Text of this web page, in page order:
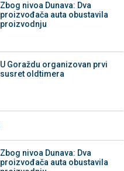
Zbog nivoa Dunava: Dva
proizvođača auta obustavila
proizvodnju
U Goraždu organizovan prvi
susret oldtimera
Zbog nivoa Dunava: Dva
proizvođača auta obustavila